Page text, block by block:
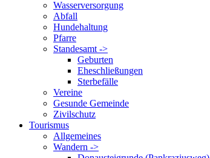
Wasserversorgung
Abfall
Hundehaltung
Pfarre
Standesamt ->
Geburten
Eheschließungen
Sterbefälle
Vereine
Gesunde Gemeinde
Zivilschutz
Tourismus
Allgemeines
Wandern ->